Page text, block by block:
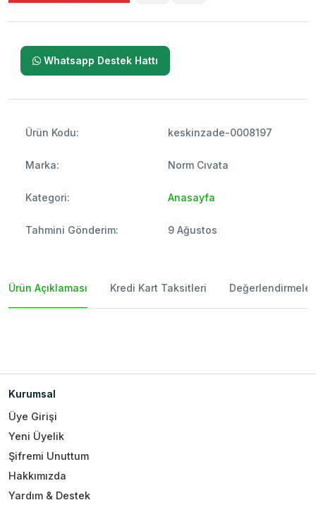
Whatsapp Destek Hattı
Ürün Kodu: keskinzade-0008197
Marka: Norm Cıvata
Kategori: Anasayfa
Tahmini Gönderim: 9 Ağustos
Ürün Açıklaması Kredi Kart Taksitleri Değerlendirmeler
Kurumsal
Üye Girişi
Yeni Üyelik
Şifremi Unuttum
Hakkımızda
Yardım & Destek